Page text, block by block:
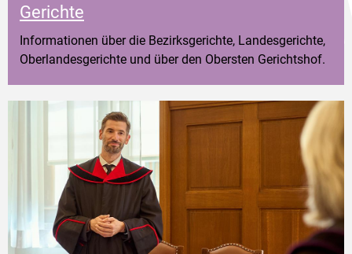
Gerichte
Informationen über die Bezirksgerichte, Landesgerichte,
Oberlandesgerichte und über den Obersten Gerichtshof.